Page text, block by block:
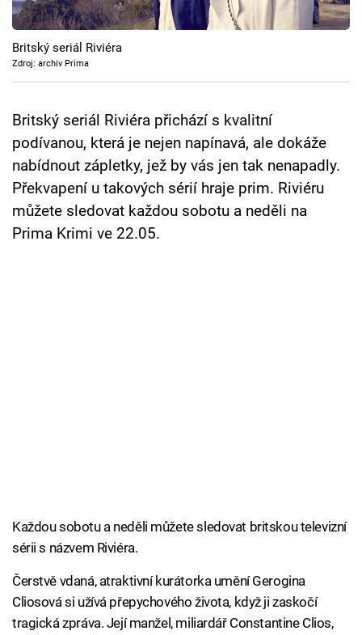
Cool Esport
Pořady
Sledujte prima+
Přihlášení
Britský seriál Riviéra
Zdroj: archiv Prima
Britský seriál Riviéra přichází s kvalitní
podívanou, která je nejen napínavá, ale dokáže
nabídnout zápletky, jež by vás jen tak nenapadly.
Překvapení u takových sérií hraje prim. Riviéru
můžete sledovat každou sobotu a neděli na
Prima Krimi ve 22.05.
Každou sobotu a neděli můžete sledovat britskou televizní
sérii s názvem Riviéra.
Čerstvě vdaná, atraktivní kurátorka umění Gerogina
Cliosová si užívá přepychového života, když ji zaskočí
tragická zpráva. Její manžel, miliardář Constantine Clios,